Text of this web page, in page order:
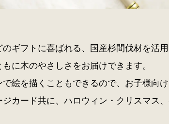
ギフトに喜ばれる、国産杉間伐材を活
に木のやさしさをお届けできます。
絵を描くこともできるので、お子様向
カード共に、ハロウィン・クリスマス